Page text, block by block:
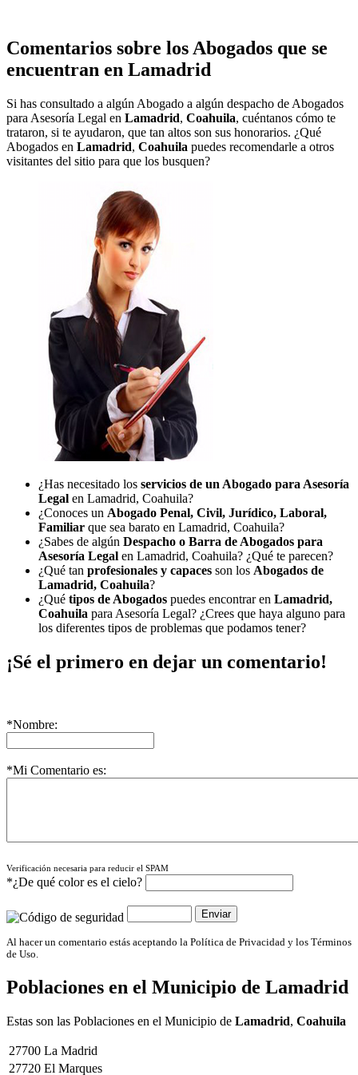
Comentarios sobre los Abogados que se
encuentran en Lamadrid
Si has consultado a algún Abogado a algún despacho de Abogados
para Asesoría Legal en Lamadrid, Coahuila, cuéntanos cómo te
trataron, si te ayudaron, que tan altos son sus honorarios. ¿Qué
Abogados en Lamadrid, Coahuila puedes recomendarle a otros
visitantes del sitio para que los busquen?
¿Has necesitado los servicios de un Abogado para Asesoría
Legal en Lamadrid, Coahuila?
¿Conoces un Abogado Penal, Civil, Jurídico, Laboral,
Familiar que sea barato en Lamadrid, Coahuila?
¿Sabes de algún Despacho o Barra de Abogados para
Asesoría Legal en Lamadrid, Coahuila? ¿Qué te parecen?
¿Qué tan profesionales y capaces son los Abogados de
Lamadrid, Coahuila?
¿Qué tipos de Abogados puedes encontrar en Lamadrid,
Coahuila para Asesoría Legal? ¿Crees que haya alguno para
los diferentes tipos de problemas que podamos tener?
¡Sé el primero en dejar un comentario!
*Nombre:
*Mi Comentario es:
Verificación necesaria para reducir el SPAM
*¿De qué color es el cielo?
Al hacer un comentario estás aceptando la Política de Privacidad y los Términos
de Uso.
Poblaciones en el Municipio de Lamadrid
Estas son las Poblaciones en el Municipio de Lamadrid, Coahuila
27700 La Madrid
27720 El Marques